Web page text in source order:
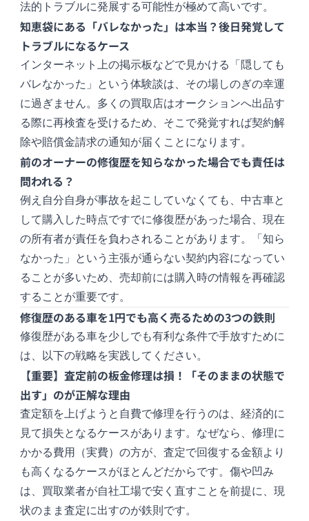
法的トラブルに発展する可能性が極めて高いです。
知恵袋にある「バレなかった」は本当？後日発覚して
トラブルになるケース
インターネット上の掲示板などで見かける「隠しても
バレなかった」という体験談は、その場しのぎの幸運
に過ぎません。多くの買取店はオークションへ出品す
る際に再検査を受けるため、そこで発覚すれば契約解
除や賠償金請求の通知が届くことになります。
前のオーナーの修復歴を知らなかった場合でも責任は
問われる？
例え自分自身が事故を起こしていなくても、中古車と
して購入した時点ですでに修復歴があった場合、現在
の所有者が責任を負わされることがあります。「知ら
なかった」という主張が通らない契約内容になってい
ることが多いため、売却前には購入時の情報を再確認
することが重要です。
修復歴のある車を1円でも高く売るための3つの鉄則
修復歴がある車を少しでも有利な条件で手放すために
は、以下の戦略を実践してください。
【重要】査定前の板金修理は損！「そのままの状態で
出す」のが正解な理由
査定額を上げようと自費で修理を行うのは、経済的に
見て損失となるケースがあります。なぜなら、修理に
かかる費用（実費）の方が、査定で回復する金額より
も高くなるケースがほとんどだからです。傷や凹み
は、買取業者が自社工場で安く直すことを前提に、現
状のまま査定に出すのが鉄則です。